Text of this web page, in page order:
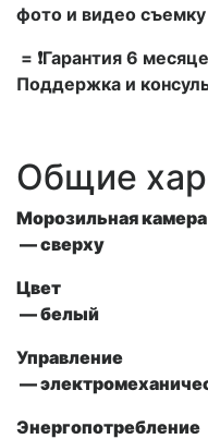
фото и видео съемку
= ❗Гарантия 6
Поддержка и
Общие
Морозильная камера
— сверху
Цвет
— белый
Управление
—
Энергопотребление